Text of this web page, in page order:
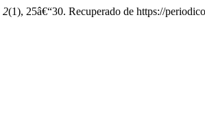
2(1), 25â€“30. Recuperado de https://